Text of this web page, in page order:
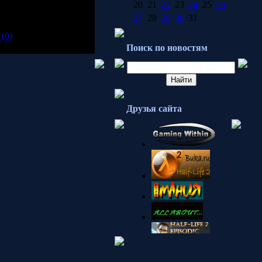
20 21 22 23 24 25 26
27 28 29 30 31
Поиск по новостям
Друзья сайта